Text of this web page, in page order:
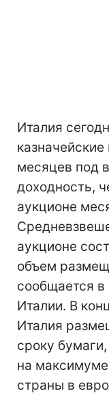
Италия
месяцев под
доходность,
аукционе
аукционе
объем
сообщается
Италии. В
Италия
сроку
на
страны в